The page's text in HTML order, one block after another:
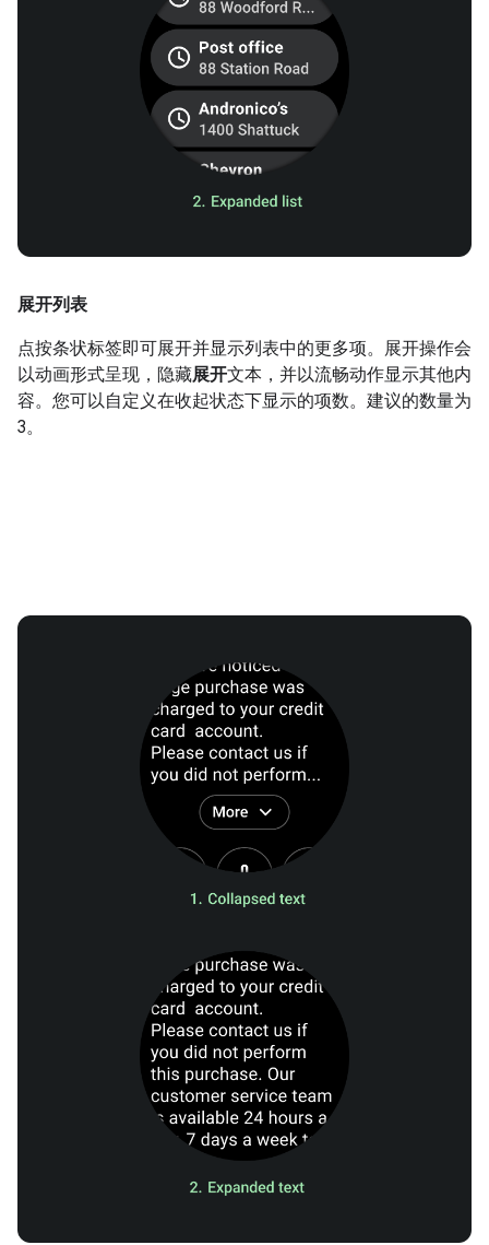
展开列表
点按条状标签即可展开并显示列表中的更多项。展开操作会
以动画形式呈现，隐藏展开文本，并以流畅动作显示其他内
容。您可以自定义在收起状态下显示的项数。建议的数量为
3。